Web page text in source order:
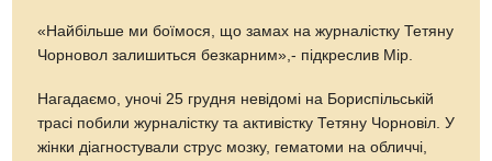
«Найбільше ми боїмося, що замах на журналістку Тетяну
Чорновол залишиться безкарним»,- підкреслив Мір.
Нагадаємо, уночі 25 грудня невідомі на Бориспільській
трасі побили журналістку та активістку Тетяну Чорновіл. У
жінки діагностували струс мозку, гематоми на обличчі,